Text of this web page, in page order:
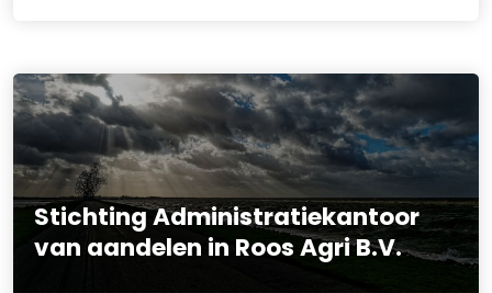
Stichting Administratiekantoor
van aandelen in Roos Agri B.V.